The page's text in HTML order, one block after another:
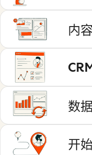
内容
数据
开